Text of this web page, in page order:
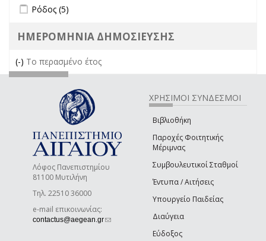
Apply Ρόδος filter
Ρόδος (5)
ΗΜΕΡΟΜΗΝΙΑ ΔΗΜΟΣΙΕΥΣΗΣ
(-) Remove Το περασμένο έτος filter
Το περασμένο έτος
Λόφος Πανεπιστημίου
81100 Μυτιλήνη
Τηλ. 22510 36000
e-mail επικοινωνίας:
contactus@aegean.gr(link sends e-mail)
ΧΡΗΣΙΜΟΙ ΣΥΝΔΕΣΜΟΙ
Βιβλιοθήκη
Παροχές Φοιτητικής
Μέριμνας
Συμβουλευτικοί Σταθμοί
Έντυπα / Αιτήσεις
Υπουργείο Παιδείας
Διαύγεια
Εύδοξος